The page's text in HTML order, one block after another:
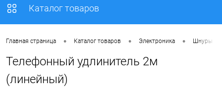
Каталог товаров
Главная страница • Каталог товаров • Электроника • Шнуры
Телефонный удлинитель 2м
(линейный)